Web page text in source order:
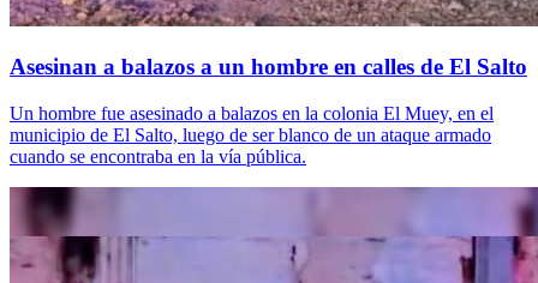
Asesinan a balazos a un hombre en calles de El Salto
Un hombre fue asesinado a balazos en la colonia El Muey, en el
municipio de El Salto, luego de ser blanco de un ataque armado
cuando se encontraba en la vía pública.